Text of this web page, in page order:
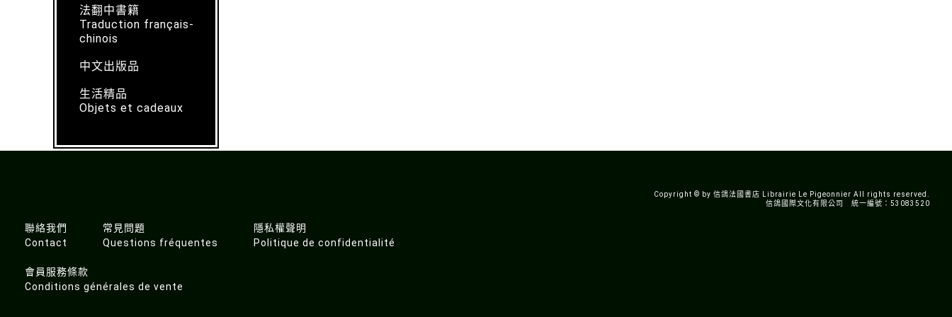
法翻中書籍
Traduction français-
chinois
中文出版品
生活精品
Objets et cadeaux
Copyright © by 信鴿法國書店 Librairie Le Pigeonnier All rights reserved.
信鴿國際文化有限公司 統一編號：53083520
聯絡我們
Contact
常見問題
Questions fréquentes
隱私權聲明
Politique de confidentialité
會員服務條款
Conditions générales de vente